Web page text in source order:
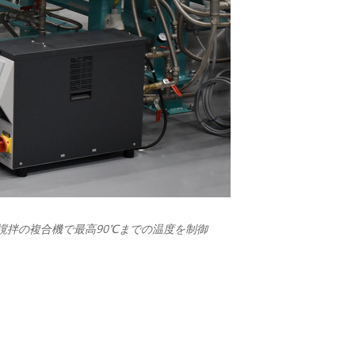
拌の複合機で最高90℃までの温度を制御